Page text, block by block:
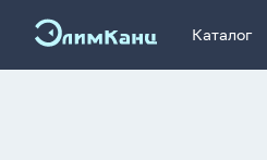
Каталог